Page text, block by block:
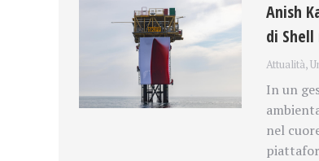
Anish
di
Attualità,
In un
nel